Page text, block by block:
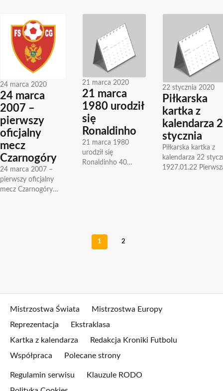
zremisowała i 2...
się Marek Citko,
reprezentant kraju.
Swoją...
24 marca 2020
24 marca
2007 –
pierwszy
oficjalny
mecz
Czarnogóry
24 marca 2007 –
pierwszy oficjalny
mecz Czarnogóry
21 marca 2020
21 marca
1980 urodził
się
Ronaldinho
21 marca 1980
urodził się
Ronaldinho 40
22 stycznia 2020
Piłkarska
kartka z
kalendarza
stycznia
Piłkarska kartka z
kalendarza 22
1927.01.22
1 2
Mistrzostwa Świata
Mistrzostwa Europy
Reprezentacja
Ekstraklasa
Kartka z kalendarza
Redakcja Kroniki Futbolu
Współpraca
Polecane strony
Regulamin serwisu
Klauzule RODO